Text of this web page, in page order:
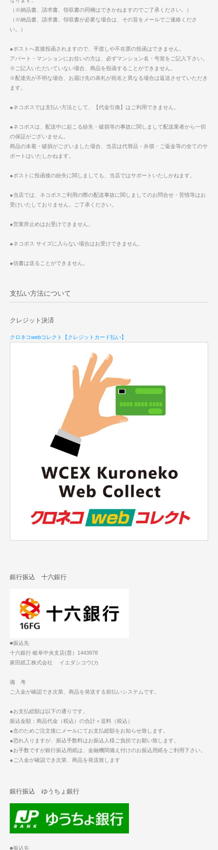
（※納品書、請求書、領収書の同梱はできかねますのでご了承ください。）
（※納品書、請求書、領収書が必要な場合は、その旨をメールでご連絡くださ
い。）
●ポストへ直接投函されますので、手渡しや不在票の投函はできません。
アパート・マンションにお住いの方は、必ずマンション名・号室をご記入下さい。
※ご記入いただいていない場合、商品を投函することができません。
※配達先が不明な場合、お届け先の表札が宛名と異なる場合は返送させていただき
ます。
●ネコポスでは支払い方法として、【代金引換】はご利用できません。
●ネコポスは、配送中に起こる紛失・破損等の事故に関しまして配送業者から一切
の保証がございません。
商品の未着・破損がございました場合、当店は代替品・弁償・ご返金等の全てのサ
ポートはいたしかねます。
●ポストに投函後の紛失に関しましても、当店ではサポートいたしかねます。
●当店では、ネコポスご利用の際の配送事故に関しましてのお問合せ・苦情等はお
受けいたしておりません。ご了承ください。
●営業所止めはお受けできません。
●ネコポス サイズに入らない場合はお受けできません。
●信書は送ることができません。
支払い方法について
クレジット決済
クロネコwebコレクト【クレジットカード払い】
銀行振込 十六銀行
■振込先
十六銀行 岐阜中央支店(普）1443978
家田紙工株式会社 イエダシコウ(カ
備 考
ご入金が確認でき次第、商品を発送する前払いシステムです。
●お支払総額は以下の通りです。
振込金額：商品代金（税込）の合計＋送料（税込）
●念のためご注文後にメールにてお支払総額をお知らせ致します。
●恐れ入りますが、振込手数料はお振込人様ご負担でお願い致します。
●お手数ですが銀行振込用紙は、金融機関備え付けのお振込用紙をご利用下さい。
●ご入金が確認でき次第、商品を発送致します
銀行振込 ゆうちょ銀行
■振込先